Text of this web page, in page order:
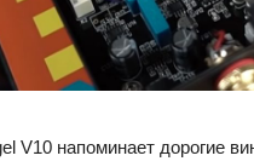
V10 напоминает дорогие